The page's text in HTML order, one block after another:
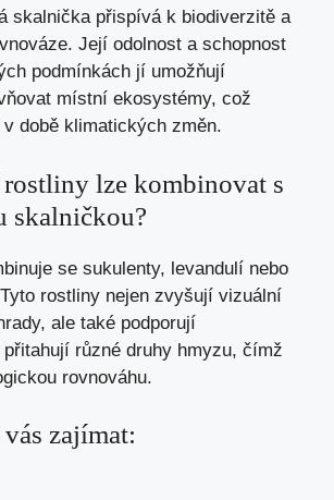
skalnička přispívá k biodiverzitě a
Její odolnost a schopnost
podmínkách jí umožňují
místní ekosystémy, což
době klimatických změn.
rostliny lze kombinovat s
skalničkou?
se sukulenty, levandulí nebo
rostliny nejen zvyšují vizuální
ale také podporují
různé druhy hmyzu, čímž
rovnováhu.
zajímat: